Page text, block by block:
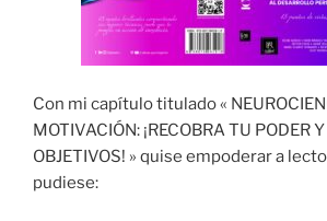
Con mi capítulo titulado «
MOTIVACIÓN: ¡RECOBRA TU PODER
OBJETIVOS! » quise empoderar a
pudiese: